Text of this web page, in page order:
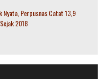
Nyata, Perpusnas Catat 13,9
2018